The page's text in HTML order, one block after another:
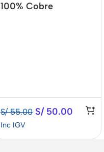
100% Cobre
S/55.00 S/50.00
Inc IGV